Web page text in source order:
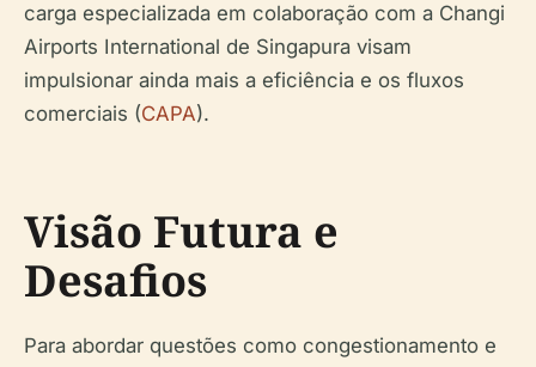
carga especializada em colaboração com a Changi
Airports International de Singapura visam
impulsionar ainda mais a eficiência e os fluxos
comerciais (CAPA).
Visão Futura e
Desafios
Para abordar questões como congestionamento e